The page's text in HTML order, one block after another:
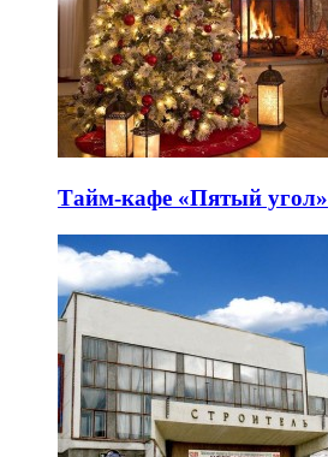
Тайм-кафе «Пятый угол»